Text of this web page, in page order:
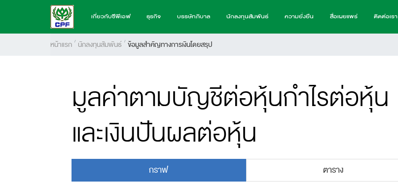
เกี่ยวกับซีพีเอฟ ธุรกิจ บรรษัทภิบาล นักลงทุนสัมพันธ์ ความยั่งยืน สื่อเผยแพร่ ติดต่อเรา
หน้าแรก นักลงทุนสัมพันธ์ ข้อมูลสำคัญทางการเงินโดยสรุป
มูลค่าตามบัญชีต่อหุ้นกำไรต่อหุ้น
และเงินปันผลต่อหุ้น
กราฟ ตาราง